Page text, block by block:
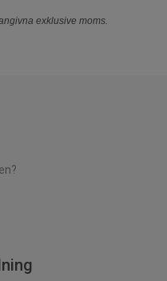
exklusive moms.